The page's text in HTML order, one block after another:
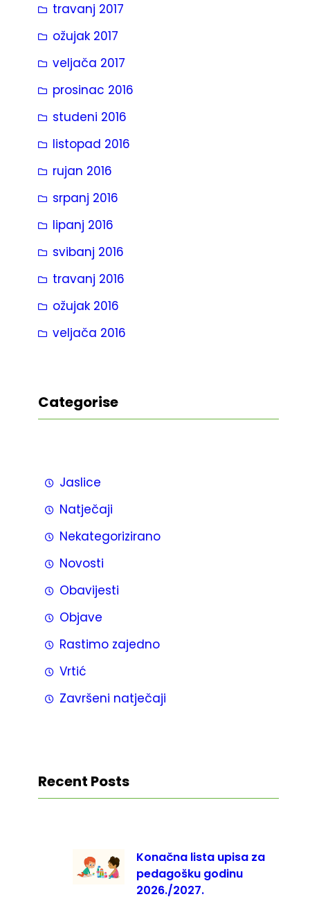
travanj 2017
ožujak 2017
veljača 2017
prosinac 2016
studeni 2016
listopad 2016
rujan 2016
srpanj 2016
lipanj 2016
svibanj 2016
travanj 2016
ožujak 2016
veljača 2016
Categorise
Jaslice
Natječaji
Nekategorizirano
Novosti
Obavijesti
Objave
Rastimo zajedno
Vrtić
Završeni natječaji
Recent Posts
Konačna lista upisa za
pedagošku godinu
2026./2027.